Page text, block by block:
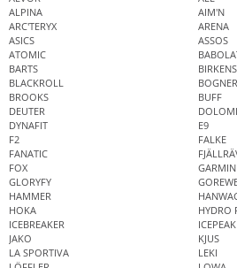
ALPINA
AIM'N
ARC'TERYX
ARENA
ASICS
ASSOS
ATOMIC
BARTS
BLACKROLL
BROOKS
BUFF
DEUTER
DYNAFIT
E9
F2
FALKE
FANATIC
FOX
GARMIN
GLORYFY
HAMMER
HOKA
HYDRO
ICEBREAKER
ICEPEAK
JAKO
KJUS
LA SPORTIVA
LEKI